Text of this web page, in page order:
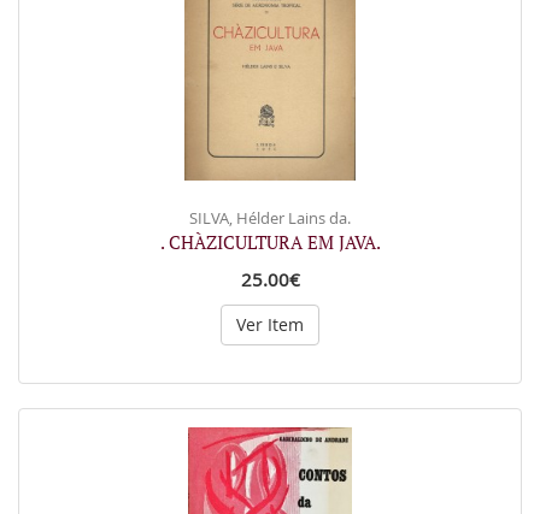
SILVA, Hélder Lains da.
. CHÀZICULTURA EM JAVA.
25.00€
Ver Item